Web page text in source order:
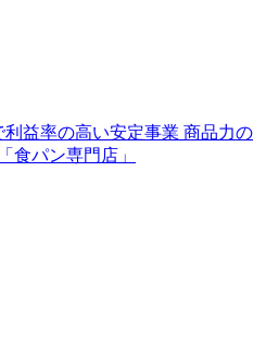
益率の高い安定事業 商品力の
食パン専門店」